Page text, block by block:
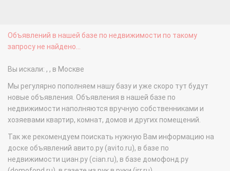
Объявлений в нашей базе по недвижимости по такому
запросу не найдено...
Вы искали: , , в Москве
Мы регулярно пополняем нашу базу и уже скоро тут будут
новые объявления. Объявления в нашей базе по
недвижимости наполняются вручную собственниками и
хозяевами квартир, комнат, домов и других помещений.
Так же рекомендуем поискать нужную Вам информацию на
доске объявлений авито.ру (avito.ru), в базе по
недвижимости циан.ру (cian.ru), в базе домофонд.ру